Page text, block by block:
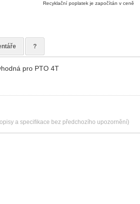
Recyklační poplatek je započítán v ceně
?
pro PTO 4T
a specifikace bez předchozího upozornění)